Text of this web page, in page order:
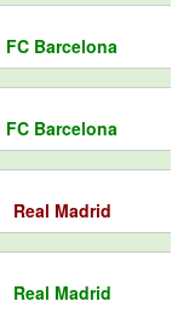
FC Barcelona
FC Barcelona
Real Madrid
Real Madrid